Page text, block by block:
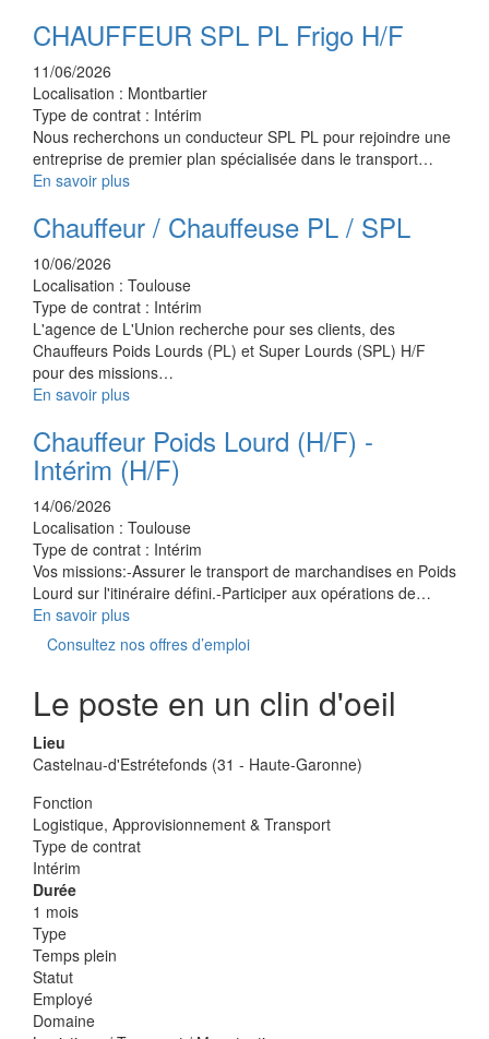
CHAUFFEUR SPL PL Frigo H/F
11/06/2026
Localisation : Montbartier
Type de contrat : Intérim
Nous recherchons un conducteur SPL PL pour rejoindre une
entreprise de premier plan spécialisée dans le transport…
En savoir plus
Chauffeur / Chauffeuse PL / SPL
10/06/2026
Localisation : Toulouse
Type de contrat : Intérim
L'agence de L'Union recherche pour ses clients, des
Chauffeurs Poids Lourds (PL) et Super Lourds (SPL) H/F
pour des missions…
En savoir plus
Chauffeur Poids Lourd (H/F) -
Intérim (H/F)
14/06/2026
Localisation : Toulouse
Type de contrat : Intérim
Vos missions:-Assurer le transport de marchandises en Poids
Lourd sur l'itinéraire défini.-Participer aux opérations de…
En savoir plus
Consultez nos offres d’emploi
Le poste en un clin d'oeil
Lieu
Castelnau-d'Estrétefonds (31 - Haute-Garonne)
Fonction
Logistique, Approvisionnement & Transport
Type de contrat
Intérim
Durée
1 mois
Type
Temps plein
Statut
Employé
Domaine